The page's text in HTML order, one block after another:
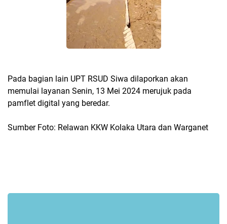
Pada bagian lain UPT RSUD Siwa dilaporkan akan
memulai layanan Senin, 13 Mei 2024 merujuk pada
pamflet digital yang beredar.
Sumber Foto: Relawan KKW Kolaka Utara dan Warganet